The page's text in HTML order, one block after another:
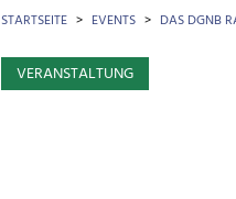
STARTSEITE EVENTS DAS DGNB
VERANSTALTUNG